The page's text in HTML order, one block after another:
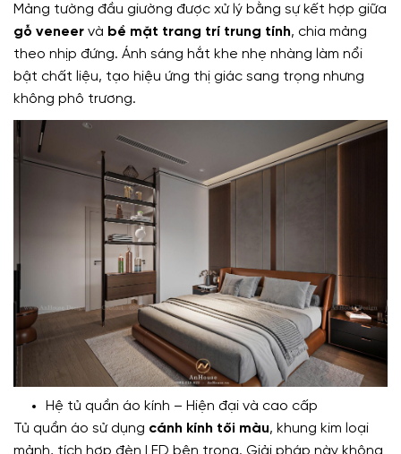
Mảng tường đầu giường được xử lý bằng sự kết hợp giữa
gỗ veneer và bề mặt trang trí trung tính, chia mảng
theo nhịp đứng. Ánh sáng hắt khe nhẹ nhàng làm nổi
bật chất liệu, tạo hiệu ứng thị giác sang trọng nhưng
không phô trương.
Hệ tủ quần áo kính – Hiện đại và cao cấp
Tủ quần áo sử dụng cánh kính tối màu, khung kim loại